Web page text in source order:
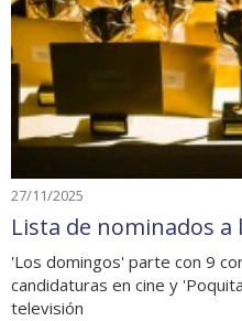
27/11/2025
Lista de nominados a
'Los domingos' parte con 9
candidaturas en cine y
televisión